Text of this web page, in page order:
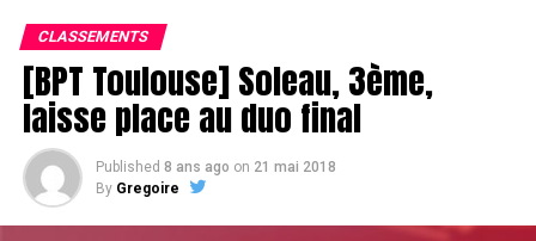
CLASSEMENTS
[BPT Toulouse] Soleau, 3ème,
laisse place au duo final
Published 8 ans ago on 21 mai 2018
By Gregoire